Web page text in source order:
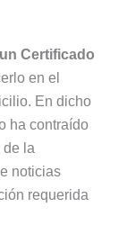
Certificado
en el
En dicho
ha contraído
de la
noticias
requerida